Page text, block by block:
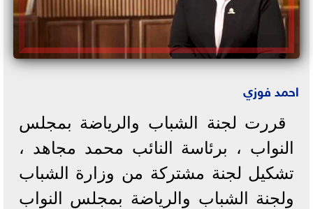
احمد فوزي
قررت لجنة الشباب والرياضة بمجلس
النواب ، برئاسة النائب محمد مجاهد ،
تشكيل لجنة مشتركة من وزارة الشباب
ولجنة الشباب والرياضة بمجلس النواب